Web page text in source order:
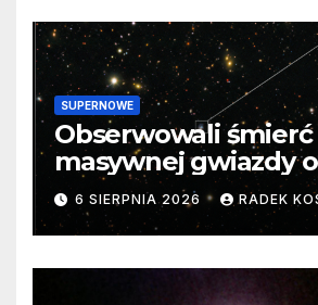
SUPERNOWE
Obserwowali śmierć
masywnej gwiazdy
samego początku.
cenne dane
6 SIERPNIA 2026 RADEK